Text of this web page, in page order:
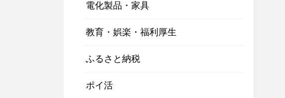
電化製品・家具
教育・娯楽・福利厚生
ふるさと納税
ポイ活